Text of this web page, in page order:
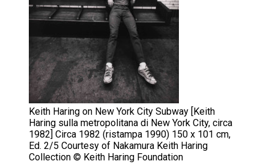
Keith Haring on New York City Subway [Keith
Haring sulla metropolitana di New York City, circa
1982] Circa 1982 (ristampa 1990) 150 x 101 cm,
Ed. 2/5 Courtesy of Nakamura Keith Haring
Collection © Keith Haring Foundation